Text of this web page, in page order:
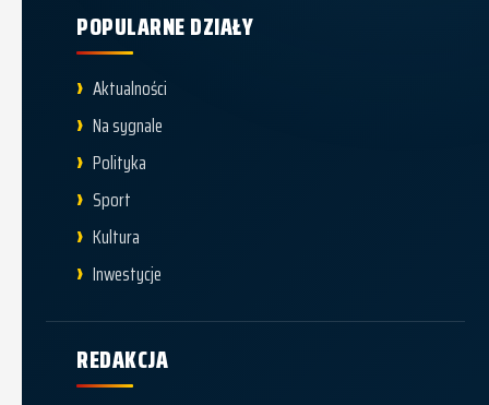
POPULARNE DZIAŁY
Aktualności
Na sygnale
Polityka
Sport
Kultura
Inwestycje
REDAKCJA